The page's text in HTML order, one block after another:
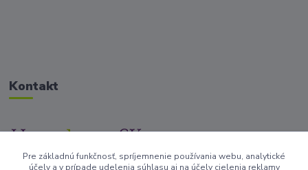
Kontakt
+421917682234
Pre základnú funkčnosť, spríjemnenie používania webu, analytické
účely a v prípade udelenia súhlasu aj na účely cielenia reklamy